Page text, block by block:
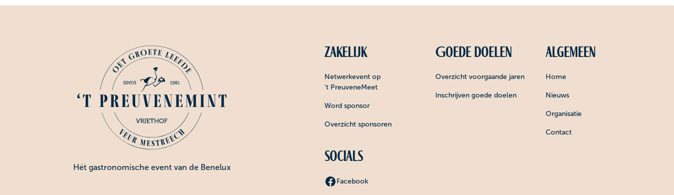
Hét gastronomische event van de Benelux
Zakelijk
Netwerkevent op
't PreuveneMeet
Word sponsor
Overzicht sponsoren
Goede doelen
Overzicht voorgaande jaren
Inschrijven goede doelen
Algemeen
Home
Nieuws
Organisatie
Contact
Socials
Facebook